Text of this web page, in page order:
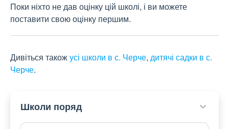
Поки ніхто не дав оцінку цій школі, і ви можете
поставити свою оцінку першим.
Дивіться такожусі школи в с. Черче, дитячі садки в с.
Черче.
Школи поряд